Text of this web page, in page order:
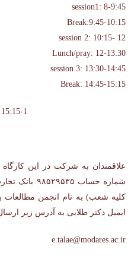
session1: 8-9:45
Break:9:45-10:15
session 2: 10:15- 12
Lunch/pray: 12-13:30
session 3: 13:30-14:45
Break: 14:45-15:15
1
شماره حساب
کلیه شعب) به نام انجمن مطالعات
ایمیل دکتر طلایی به آدرس زیر ارسال
e.talae@modares.ac.ir